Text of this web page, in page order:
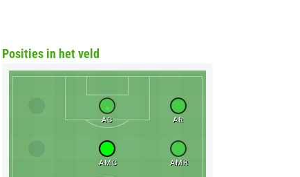
Posities in het veld
AC AR
AMC AMR